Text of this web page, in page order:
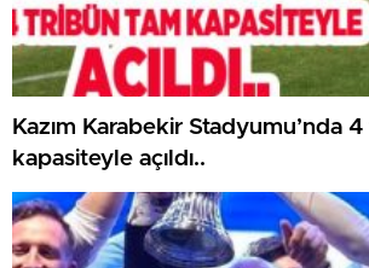
Kazım Karabekir Stadyumu’nda
kapasiteyle açıldı..